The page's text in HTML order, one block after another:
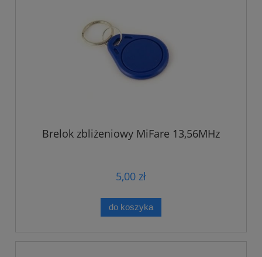
Brelok zbliżeniowy MiFare 13,56MHz
5,00 zł
do koszyka